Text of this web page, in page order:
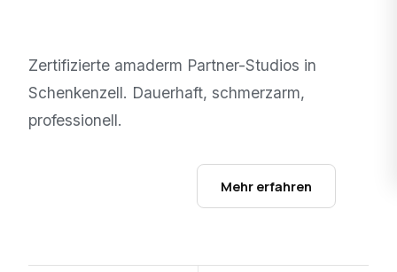
Zertifizierte amaderm Partner-Studios in
Schenkenzell. Dauerhaft, schmerzarm,
professionell.
Mehr erfahren